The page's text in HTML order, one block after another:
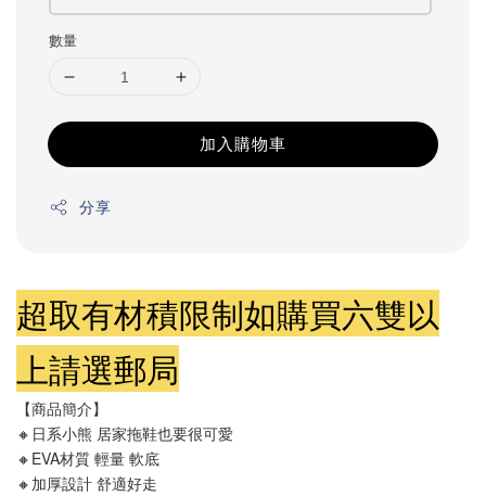
數量
加入購物車
分享
超取有材積限制如購買六雙以
上請選郵局
【商品簡介】
🔸日系小熊 居家拖鞋也要很可愛
🔸EVA材質 輕量 軟底
🔸加厚設計 舒適好走